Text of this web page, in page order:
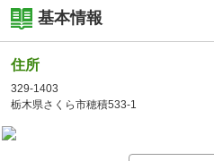
基本情報
住所
329-1403
栃木県さくら市穂積533-1